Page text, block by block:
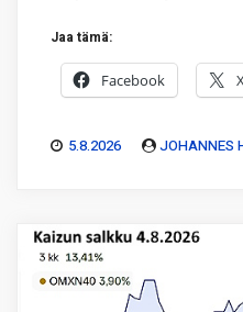
Jaa tämä:
Facebook
5.8.2026 JOHANNES